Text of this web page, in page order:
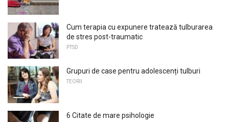
Cum terapia cu expunere tratează tulburarea
de stres post-traumatic
PTSD
Grupuri de case pentru adolescenți tulburi
TEORII
6 Citate de mare psihologie